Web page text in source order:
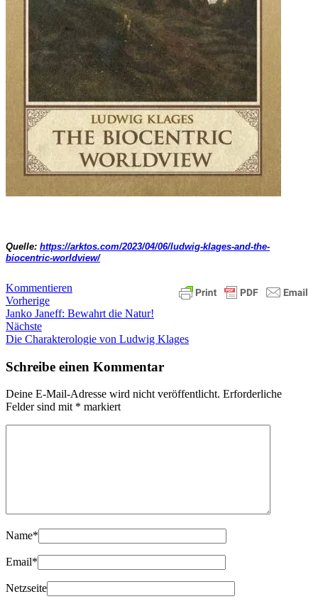
Quelle: https://arktos.com/2023/04/06/ludwig-klages-and-the-
biocentric-worldview/
Kommentieren
Vorherige
Janko Janeff: Bewahrt die Natur!
Nächste
Die Charakterologie von Ludwig Klages
Schreibe einen Kommentar
Deine E-Mail-Adresse wird nicht veröffentlicht. Erforderliche
Felder sind mit * markiert
Name*
Email*
Netzseite